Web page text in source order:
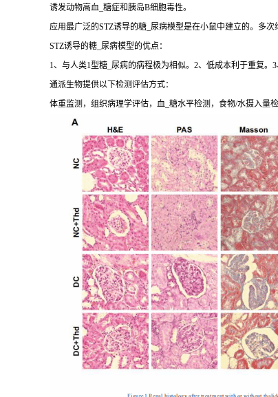
诱发动物高血_糖症和胰岛B细胞毒性。
应用最广泛的STZ诱导的糖_尿病模型是在小鼠中建立的。多次
STZ诱导的糖_尿病模型的优点：
1、与人类1型糖_尿病的病程极为相似。2、低成本利于重复。
通派生物提供以下检测评估方式：
体重监测，组织病理学评估，血_糖水平检测，食物/水摄入量